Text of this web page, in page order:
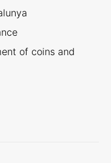
of coins and